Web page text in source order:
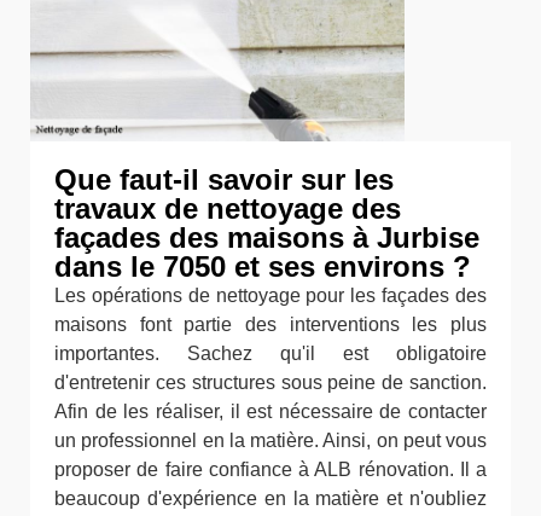
Que faut-il savoir sur les
travaux de nettoyage des
façades des maisons à Jurbise
dans le 7050 et ses environs ?
Les opérations de nettoyage pour les façades des
maisons font partie des interventions les plus
importantes. Sachez qu'il est obligatoire
d'entretenir ces structures sous peine de sanction.
Afin de les réaliser, il est nécessaire de contacter
un professionnel en la matière. Ainsi, on peut vous
proposer de faire confiance à ALB rénovation. Il a
beaucoup d'expérience en la matière et n'oubliez